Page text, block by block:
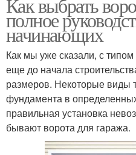
Как выбрать
полное
начинающих
Как мы уже сказали, с
еще до начала
размеров. Некоторые виды
фундамента в
правильная установка
бывают ворота для гаража.